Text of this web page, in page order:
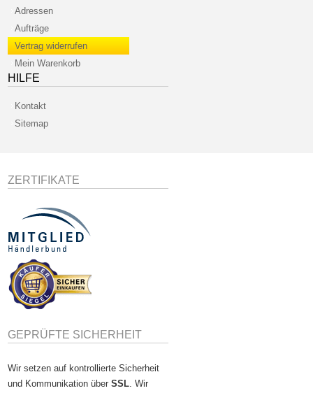
Adressen
Aufträge
Vertrag widerrufen
Mein Warenkorb
HILFE
Kontakt
Sitemap
ZERTIFIKATE
GEPRÜFTE SICHERHEIT
Wir setzen auf kontrollierte Sicherheit
und Kommunikation überSSL. Wir